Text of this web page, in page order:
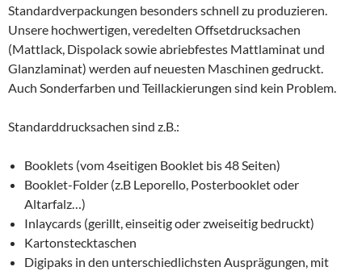
Standardverpackungen besonders schnell zu produzieren.
Unsere hochwertigen, veredelten Offsetdrucksachen
(Mattlack, Dispolack sowie abriebfestes Mattlaminat und
Glanzlaminat) werden auf neuesten Maschinen gedruckt.
Auch Sonderfarben und Teillackierungen sind kein Problem.
Standarddrucksachen sind z.B.:
Booklets (vom 4seitigen Booklet bis 48 Seiten)
Booklet-Folder (z.B Leporello, Posterbooklet oder
Altarfalz…)
Inlaycards (gerillt, einseitig oder zweiseitig bedruckt)
Kartonstecktaschen
Digipaks in den unterschiedlichsten Ausprägungen, mit